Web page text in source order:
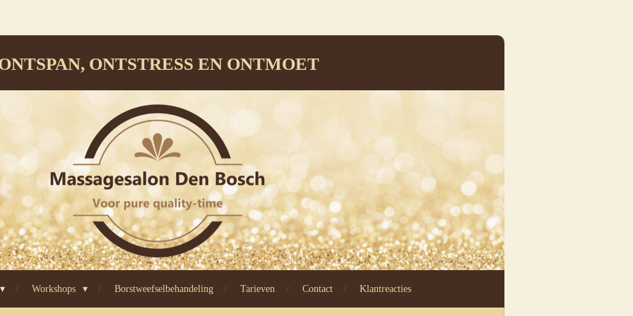
ONTSTRESS EN ONTMOET
Workshops Borstweefselbehandeling Tarieven Contact Klantreacties